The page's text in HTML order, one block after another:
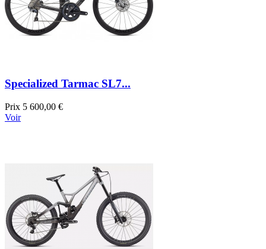
Specialized Tarmac SL7...
Prix 5 600,00 €
Voir